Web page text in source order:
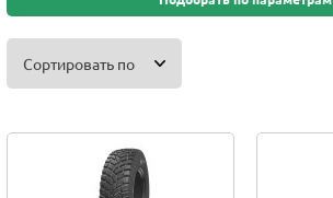
Сортировать по